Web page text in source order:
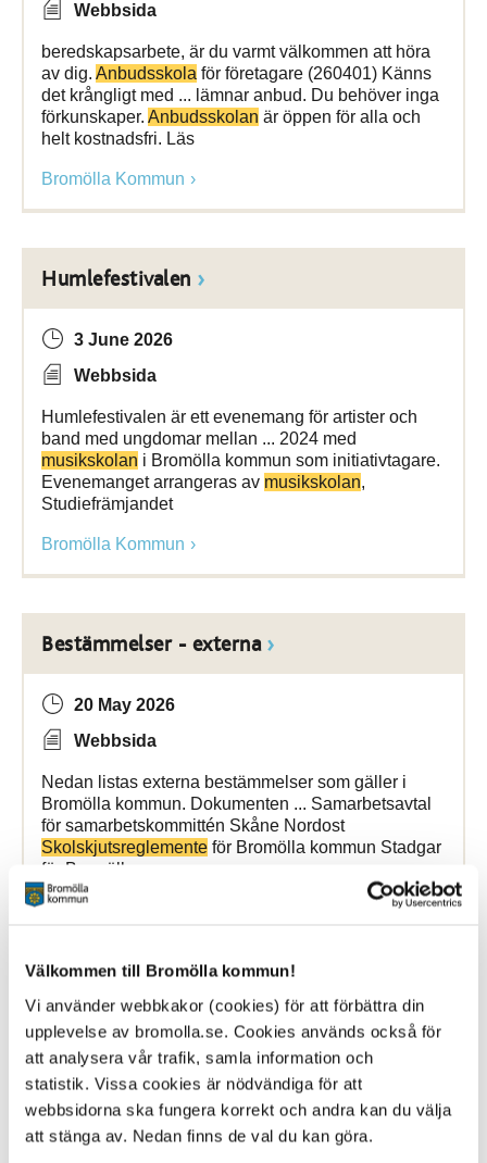
Välkommen till Bromölla kommun!
Vi använder webbkakor (cookies) för att förbättra din
upplevelse av bromolla.se. Cookies används också för
att analysera vår trafik, samla information och
statistik. Vissa cookies är nödvändiga för att
webbsidorna ska fungera korrekt och andra kan du välja
att stänga av. Nedan finns de val du kan göra.
Webbsida
beredskapsarbete, är du varmt välkommen att höra
av dig. Anbudsskola för företagare (260401) Känns
det krångligt med ... lämnar anbud. Du behöver inga
förkunskaper. Anbudsskolan är öppen för alla och
helt kostnadsfri. Läs
Bromölla Kommun
Humlefestivalen
3 June 2026
Webbsida
Humlefestivalen är ett evenemang för artister och
band med ungdomar mellan ... 2024 med
musikskolan i Bromölla kommun som initiativtagare.
Evenemanget arrangeras av musikskolan,
Studiefrämjandet
Bromölla Kommun
Bestämmelser - externa
20 May 2026
Webbsida
Nedan listas externa bestämmelser som gäller i
Bromölla kommun. Dokumenten ... Samarbetsavtal
för samarbetskommittén Skåne Nordost
Skolskjutsreglemente för Bromölla kommun Stadgar
för Bromölla
Bromölla Kommun
Öppenvården
6 May 2026
Webbsida
familj relationer och kommunikation föräldraskap